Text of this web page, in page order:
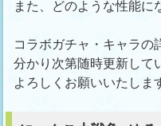
また、どのような性能に
コラボガチャ・キャラの
分かり次第随時更新して
よろしくお願いいたしま